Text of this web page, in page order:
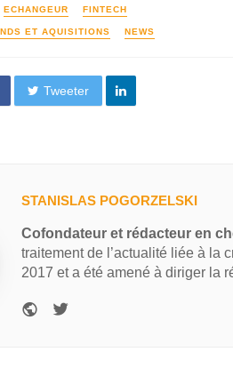
ECHANGEUR FINTECH
ET AQUISITIONS NEWS
Tweeter
STANISLAS POGORZELSKI
Cofondateur et rédacteur en
traitement de l’actualité liée à la
2017 et a été amené à diriger la